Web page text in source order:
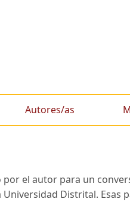
Autores/as
el autor para un
Universidad Distrital.